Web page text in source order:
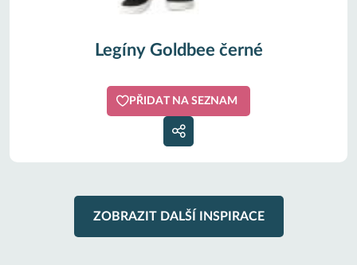
Legíny Goldbee černé
PŘIDAT NA SEZNAM
ZOBRAZIT DALŠÍ INSPIRACE